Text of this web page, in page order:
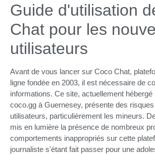
Guide d'utilisation
Chat pour les
utilisateurs
Avant de vous lancer sur Coco Chat,
ligne fondée en 2003, il est nécessaire de
informations. Ce site, actuellement
coco.gg à Guernesey, présente des
utilisateurs, particulièrement les mineurs.
mis en lumière la présence de nombreux
comportements inappropriés sur cette
journaliste s'étant fait passer pour une